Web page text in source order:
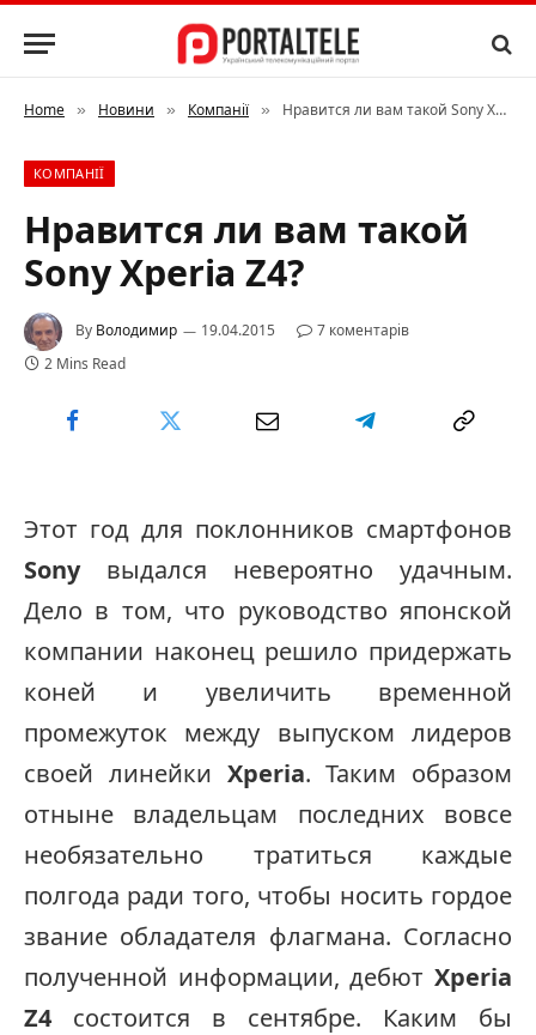
Home » Новини » Компанії » Нравится ли вам такой Sony Xperia Z4?
КОМПАНІЇ
Нравится ли вам такой
Sony Xperia Z4?
By Володимир 19.04.2015
7 коментарів
2 Mins Read
Этот год для поклонников смартфонов
Sonyвыдался невероятно удачным.
Дело в том, что руководство японской
компании наконец решило придержать
коней и увеличить временной
промежуток между выпуском лидеров
своей линейки Xperia. Таким образом
отныне владельцам последних вовсе
необязательно тратиться каждые
полгода ради того, чтобы носить гордое
звание обладателя флагмана. Согласно
полученной информации, дебют Xperia
Z4 состоится в сентябре. Каким бы